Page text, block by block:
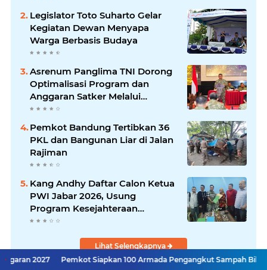
Legislator Toto Suharto Gelar
Kegiatan Dewan Menyapa
Warga Berbasis Budaya
Asrenum Panglima TNI Dorong
Optimalisasi Program dan
Anggaran Satker Melalui
Evaluasi Kinerja
Pemkot Bandung Tertibkan 36
PKL dan Bangunan Liar di Jalan
Rajiman
Kang Andhy Daftar Calon Ketua
PWI Jabar 2026, Usung
Program Kesejahteraan
Wartawan hingga Peluang Kerja
Lihat Selengkapnya
Pemkot Siapkan 100 Armada Pengangkut Sampah Bila TPPAS Legok